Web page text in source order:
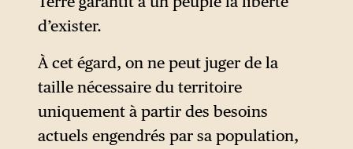
l’écrivain Hans Grimm (1875-
1959), les Allemands seraient
« un peuple sans espace »
(Volk ohne Raum), donc
géographiquement condamné
à dépérir11 .
d’exister.
À cet égard, on ne peut juger de la
taille nécessaire du territoire
uniquement à partir des besoins
actuels engendrés par sa population,